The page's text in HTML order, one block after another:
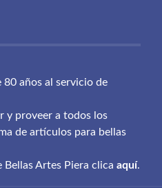
80 años al servicio de
y proveer a todos los
de artículos para bellas
Bellas Artes Piera clicaaquí.